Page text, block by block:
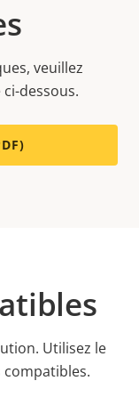
veuillez
dessous.
Utilisez le